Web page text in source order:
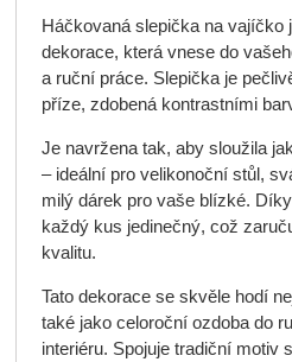
Háčkovaná slepička na vajíčko
dekorace, která vnese do
a ruční práce. Slepička je
příze, zdobená kontrastními
Je navržena tak, aby sloužila
– ideální pro velikonoční stůl,
milý dárek pro vaše blízké.
každý kus jedinečný, což
kvalitu.
Tato dekorace se skvěle hodí
také jako celoroční ozdoba do
interiéru. Spojuje tradiční motiv